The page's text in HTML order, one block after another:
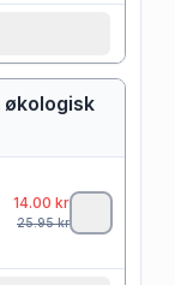
14.00 kr
25.95kr